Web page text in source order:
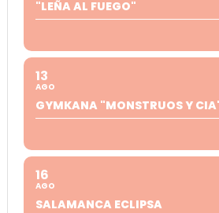
"LEÑA AL FUEGO"
13
AGO
GYMKANA "MONSTRUOS Y
16
AGO
SALAMANCA ECLIPSA